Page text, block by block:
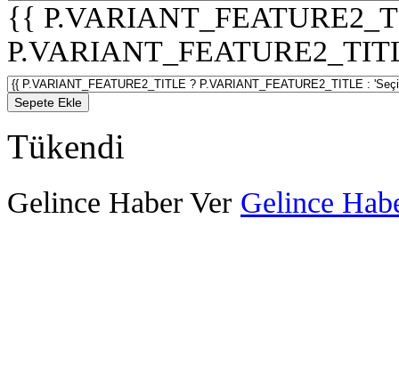
{{
Sepete Ekle
Tükendi
Gelince Haber Ver Gelince